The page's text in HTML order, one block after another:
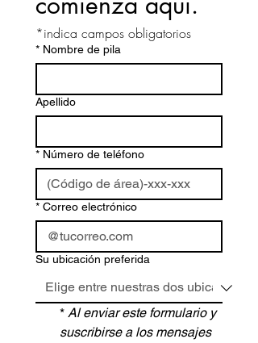
*indica campos obligatorios
* Nombre de pila
Apellido
* Número de teléfono
* Correo electrónico
Su ubicación preferida
* Al enviar este formulario y
suscribirse a los mensajes